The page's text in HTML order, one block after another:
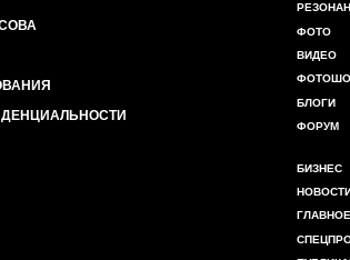
ФОТО
ВИДЕО
БЛОГИ
ФОРУМ
БИЗНЕС
ГЛАВНОЕ